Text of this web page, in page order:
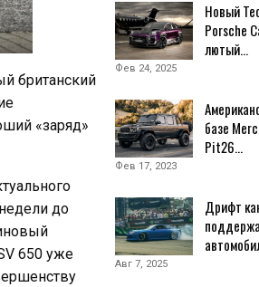
британский
«заряд»
до
650 уже
Новый
Porsche
лютый…
Фев 24, 2025
базе
Pit26…
Фев 17, 2023
Дрифт
Авг 7, 2025